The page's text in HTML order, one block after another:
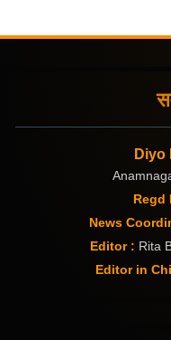
Diyo
Regd
News
Editor : Rita
Editor in